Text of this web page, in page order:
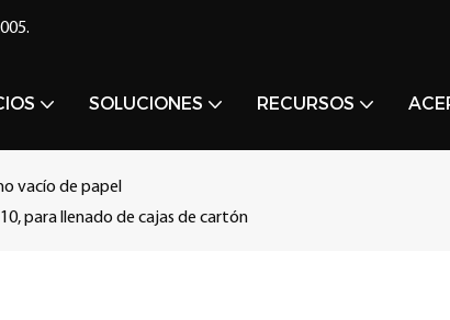
SOLUCIONES RECURSOS
vacío de papel
para llenado de cajas de cartón